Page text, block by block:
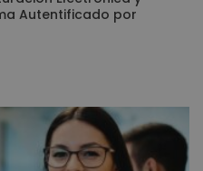
Autentificado por